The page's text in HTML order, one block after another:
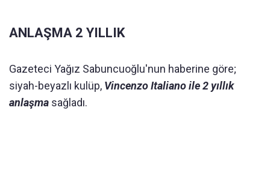
ANLAŞMA 2 YILLIK
Gazeteci Yağız Sabuncuoğlu'nun haberine göre;
siyah-beyazlı kulüp, Vincenzo Italiano ile 2 yıllık
anlaşma sağladı.